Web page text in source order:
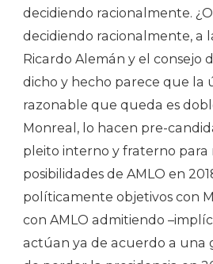
decidiendo racionalmente. ¿O
decidiendo racionalmente, a
Ricardo Alemán y el consejo
dicho y hecho parece que la
razonable que queda es
Monreal, lo hacen pre-
pleito interno y fraterno para
posibilidades de AMLO en
políticamente objetivos con
con AMLO admitiendo
actúan ya de acuerdo a una